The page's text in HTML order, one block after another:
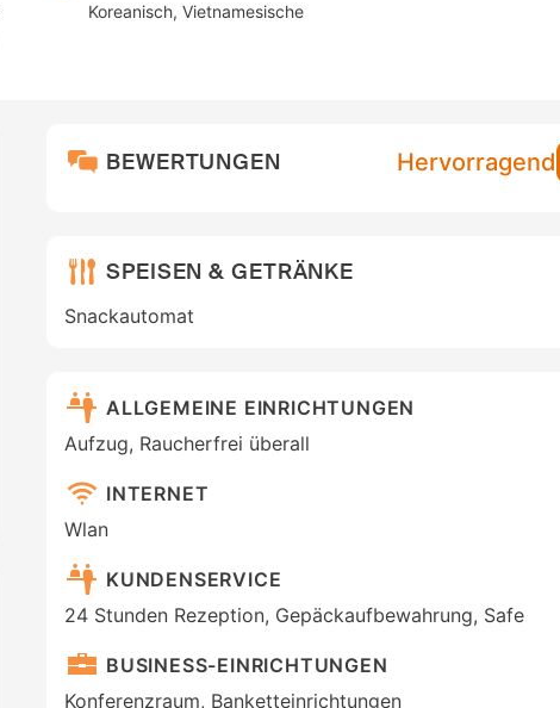
Koreanisch Vietnamesische
BEWERTUNGEN Hervorragend
SPEISEN & GETRÄNKE
Snackautomat
ALLGEMEINE EINRICHTUNGEN
Aufzug, Raucherfrei überall
INTERNET
Wlan
KUNDENSERVICE
24 Stunden Rezeption, Gepäckaufbewahrung, Safe
BUSINESS-EINRICHTUNGEN
Konferenzraum, Banketteinrichtungen